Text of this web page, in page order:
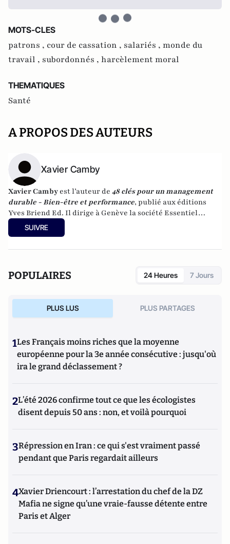
MOTS-CLES
patrons , cour de cassation , salariés , monde du
travail , subordonnés , harcèlement moral
THEMATIQUES
Santé
A PROPOS DES AUTEURS
Xavier Camby
Xavier Camby est l’auteur de 48 clés pour un management
durable - Bien-être et performance, publié aux éditions
Yves Briend Ed. Il dirige à Genève la société Essentiel
Management qui intervient en Belgique, en France, au
Québec et en Suisse. Il anime également
SUIVRE
POPULAIRES 24 Heures 7 Jours
PLUS LUS PLUS PARTAGES
1Les Français moins riches que la moyenne
européenne pour la 3e année consécutive : jusqu'où
ira le grand déclassement ?
2L’été 2026 confirme tout ce que les écologistes
disent depuis 50 ans : non, et voilà pourquoi
3Répression en Iran : ce qui s'est vraiment passé
pendant que Paris regardait ailleurs
4Xavier Driencourt : l’arrestation du chef de la DZ
Mafia ne signe qu’une vraie-fausse détente entre
Paris et Alger